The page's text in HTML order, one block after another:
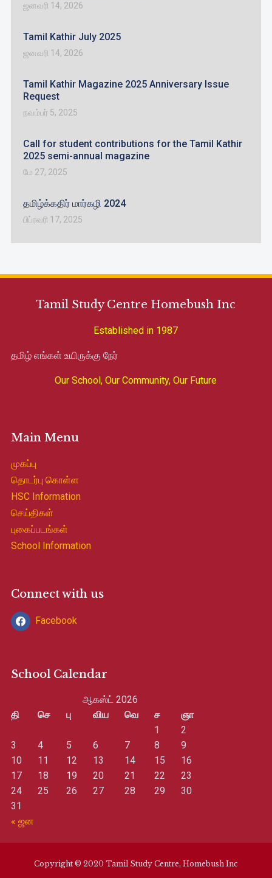
ஜனவரி 14, 2026
Tamil Kathir July 2025
ஜனவரி 14, 2026
Tamil Kathir Magazine 2025 Anniversary Issue
Request
நவம்பர் 5, 2025
Call for student contributions for the Tamil Kathir
2025 semi-annual magazine
மே 27, 2025
தமிழ்க்கதிர் மார்கழி 2024
பிப்ரவரி 17, 2025
Tamil Study Centre Homebush Inc
Established in 1987
தமிழ் எங்கள் உயிருக்கு நேர்
Our School, Our Community, Our Future
Main Menu
முகப்பு
தொடர்பு கொள்ள
HSC Information
செய்திகள்
புகைப்படங்கள்
School Information
Connect with us
Facebook
School Calendar
ஆகஸ்ட் 2026
தி
செ பு விய வெ ச
ஞா
1
2
3
4 5 6 7 8
9
10
11 12 13 14 15
16
17
18 19 20 21 22
23
24
25 26 27 28 29
30
31
« ஜன
Copyright © 2020 Tamil Study Centre, Homebush Inc